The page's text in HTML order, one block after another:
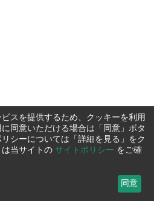
スを提供するため、クッキーを利用
同意いただける場合は「同意」ボタ
シーについては「詳細を見る」をク
当サイトの サイトポリシー をご確
同意